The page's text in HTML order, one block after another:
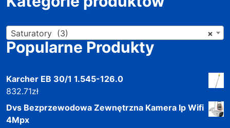
×
Saturatory (3)
Popularne Produkty
Karcher EB 30/1 1.545-126.0
832.71zł
Dvs Bezprzewodowa Zewnętrzna Kamera Ip Wifi
4Mpx